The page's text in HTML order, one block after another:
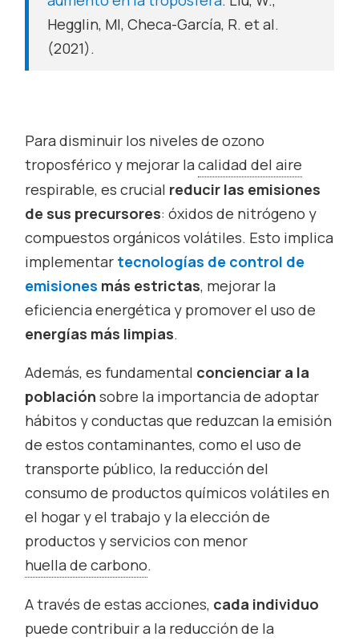
Hegglin, MI, Checa-García, R. et al.
(2021).
Para disminuir los niveles de ozono
troposférico y mejorar lacalidad del aire
respirable, es crucial reducir las emisiones
de sus precursores: óxidos de nitrógeno y
compuestos orgánicos volátiles. Esto implica
implementar tecnologías de control de
emisiones más estrictas, mejorar la
eficiencia energética y promover el uso de
energías más limpias.
Además, es fundamental concienciar a la
población sobre la importancia de adoptar
hábitos y conductas que reduzcan la emisión
de estos contaminantes, como el uso de
transporte público, la reducción del
consumo de productos químicos volátiles en
el hogar y el trabajo y la elección de
productos y servicios con menor
huella de carbono.
A través de estas acciones, cada individuo
puede contribuir a la reducción de la